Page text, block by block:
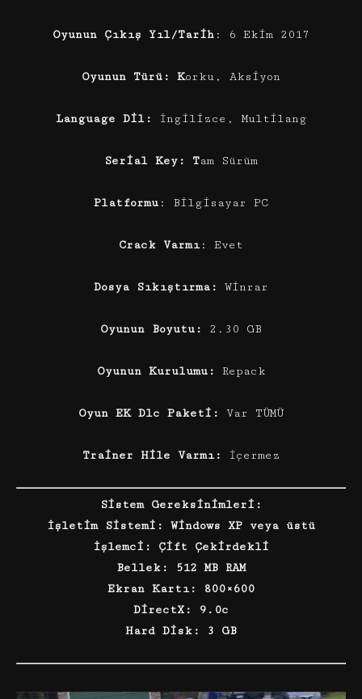
Oyunun Çıkış Yıl/Tarih : 6 Ekim 2017
Oyunun Türü: Korku, Aksiyon
Language Dil: İngilizce, Multilang
Serial Key: Tam Sürüm
Platformu : Bilgisayar PC
Crack Varmı: Evet
Dosya Sıkıştırma: Winrar
Oyunun Boyutu: 2.30 GB
Oyunun Kurulumu: Repack
Oyun EK Dlc Paketi: Var TÜMÜ
Trainer Hile Varmı: İçermez
Sistem Gereksinimleri:
İşletim Sistemi: Windows XP veya üstü
İşlemci: Çift Çekirdekli
Bellek: 512 MB RAM
Ekran Kartı: 800×600
DirectX: 9.0c
Hard Disk: 3 GB